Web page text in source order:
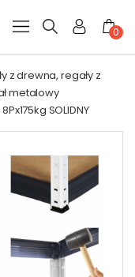
0
z drewna, regały z
metalowy
SOLIDNY